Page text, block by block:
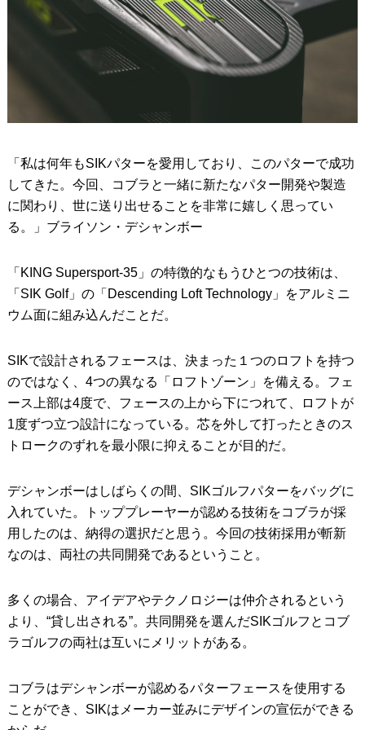
「私は何年もSIKパターを愛用しており、このパターで成功
してきた。今回、コブラと一緒に新たなパター開発や製造
に関わり、世に送り出せることを非常に嬉しく思ってい
る。」ブライソン・デシャンボー
「KING Supersport-35」の特徴的なもうひとつの技術は、
「SIK Golf」の「Descending Loft Technology」をアルミニ
ウム面に組み込んだことだ。
SIKで設計されるフェースは、決まった１つのロフトを持つ
のではなく、4つの異なる「ロフトゾーン」を備える。フェ
ース上部は4度で、フェースの上から下につれて、ロフトが
1度ずつ立つ設計になっている。芯を外して打ったときのス
トロークのずれを最小限に抑えることが目的だ。
デシャンボーはしばらくの間、SIKゴルフパターをバッグに
入れていた。トッププレーヤーが認める技術をコブラが採
用したのは、納得の選択だと思う。今回の技術採用が斬新
なのは、両社の共同開発であるということ。
多くの場合、アイデアやテクノロジーは仲介されるという
より、“貸し出される”。共同開発を選んだSIKゴルフとコブ
ラゴルフの両社は互いにメリットがある。
コブラはデシャンボーが認めるパターフェースを使用する
ことができ、SIKはメーカー並みにデザインの宣伝ができる